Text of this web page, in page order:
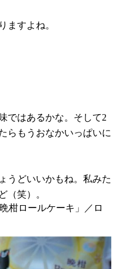
ますよね。
ではあるかな。そして2
らもうおなかいっぱいに
うどいいかもね。私みた
（笑）。
柑ロールケーキ」／ロ